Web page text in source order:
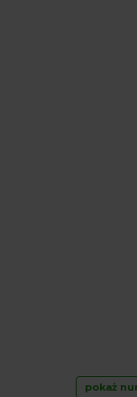
pokaż